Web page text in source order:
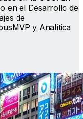
en el Desarrollo de
de
y Analítica